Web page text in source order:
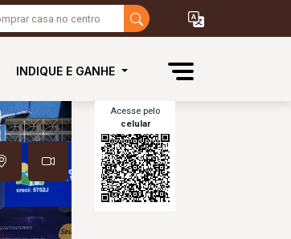
INDIQUE E GANHE
Acesse pelo
celular